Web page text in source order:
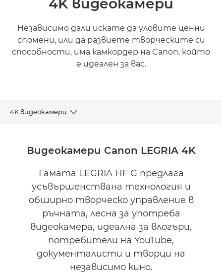
4K видеокамери
Независимо дали искате да уловите ценни
спомени, или да развиете творческите си
способности, има камкордер на Canon, който
е идеален за вас.
4K видеокамери
Видеокамери Canon LEGRIA 4K
Гамата LEGRIA HF G предлага
усъвършенствана технология и
обширно творческо управление в
ръчната, лесна за употреба
видеокамера, идеална за влогъри,
потребители на YouTube,
документалисти и творци на
независимо кино.